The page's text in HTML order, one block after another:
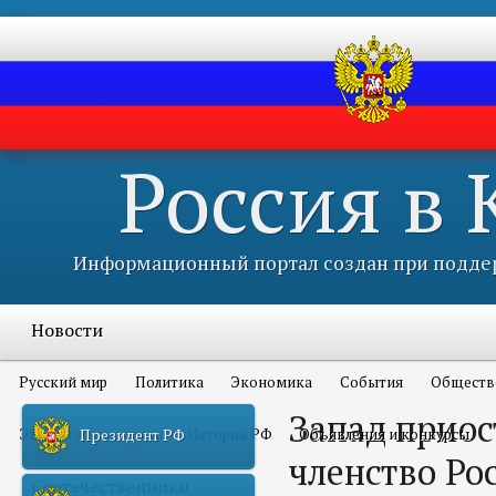
Россия в
Информационный портал создан при
Новости
Русский мир Политика Экономика События
Это интересно всем История РФ Объявления и конкурсы
Соотечественники
Президент РФ
Запад
членство